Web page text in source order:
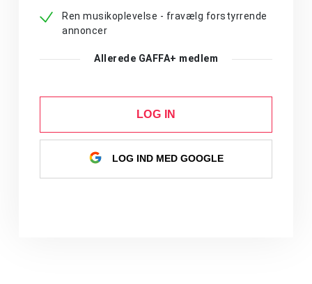
Ren musikoplevelse - fravælg forstyrrende
annoncer
Allerede GAFFA+ medlem
LOG IN
LOG IND MED GOOGLE